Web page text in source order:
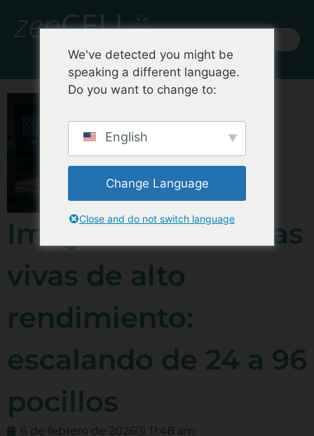
Imágenes de células
vivas de alto
rendimiento:
escalando de 24 a 96
pocillos
6 de febrero de 2026 11:48 am
We've detected you might be
speaking a different language.
Do you want to change to:
English
Change Language
Close and do not switch language